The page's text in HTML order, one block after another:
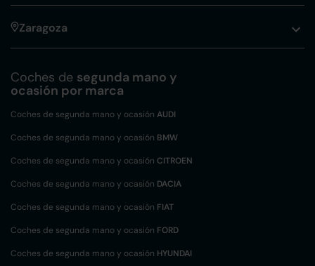
Zaragoza
Coches de segunda mano y
ocasión por marca
Coches de segunda mano y ocasión AUDI
Coches de segunda mano y ocasión BMW
Coches de segunda mano y ocasión CITROEN
Coches de segunda mano y ocasión DACIA
Coches de segunda mano y ocasión FIAT
Coches de segunda mano y ocasión FORD
Coches de segunda mano y ocasión HYUNDAI